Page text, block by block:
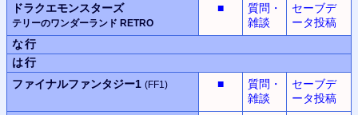
ドラクエモンスターズ
テリーのワンダーランド RETRO
■
質問・
雑談
セーブデ
ータ投稿
な行
は行
ファイナルファンタジー1 (FF1) ■
質問・
雑談
セーブデ
ータ投稿